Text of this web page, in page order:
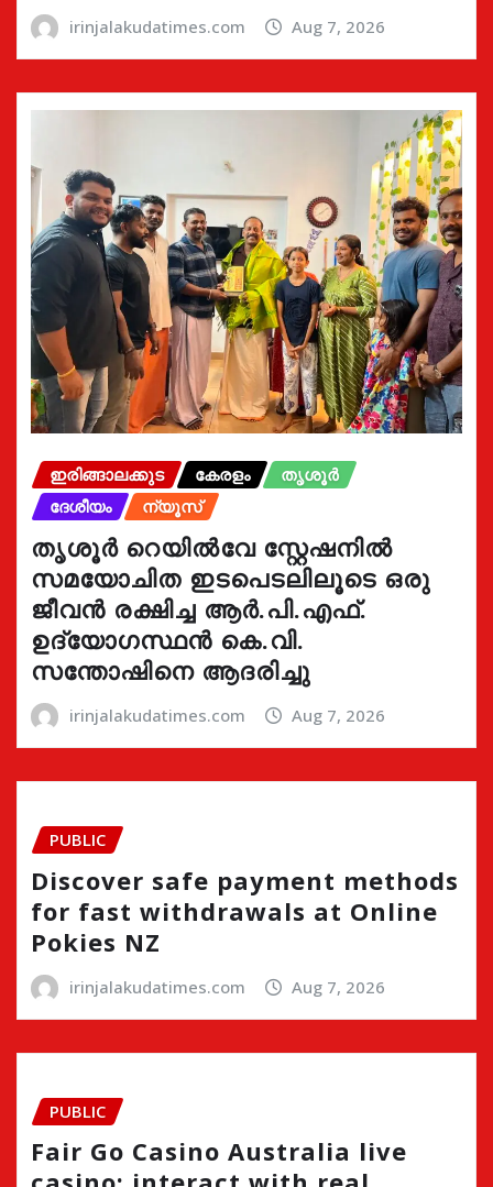
irinjalakudatimes.com Aug 7, 2026
ഇരിങ്ങാലക്കുട കേരളം
തൃശൂർ
ദേശീയം
ന്യൂസ്
തൃശൂർ റെയിൽവേ സ്റ്റേഷനിൽ
സമയോചിത ഇടപെടലിലൂടെ ഒരു
ജീവൻ രക്ഷിച്ച ആർ.പി.എഫ്.
ഉദ്യോഗസ്ഥൻ കെ.വി.
സന്തോഷിനെ ആദരിച്ചു
irinjalakudatimes.com Aug 7, 2026
PUBLIC
Discover safe payment methods
for fast withdrawals at Online
Pokies NZ
irinjalakudatimes.com Aug 7, 2026
PUBLIC
Fair Go Casino Australia live